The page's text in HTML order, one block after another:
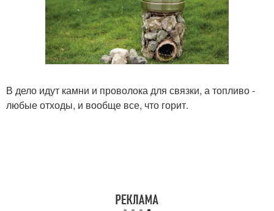
В дело идут камни и проволока для связки, а топливо -
любые отходы, и вообще все, что горит.